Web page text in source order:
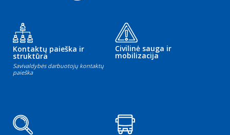
Kontaktų paieška ir
struktūra
Savivaldybės darbuotojų kontaktų
paieška
Civilinė sauga ir
mobilizacija